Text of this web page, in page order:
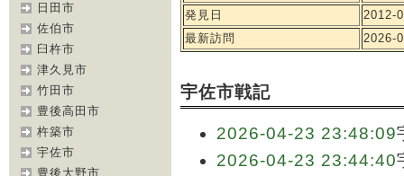
日田市
佐伯市
臼杵市
津久見市
竹田市
豊後高田市
杵築市
宇佐市
豊後大野市
発見日
2012-
最新訪問
2026-
宇佐市戦記
2026-04-23 23:48:09
2026-04-23 23:44:40